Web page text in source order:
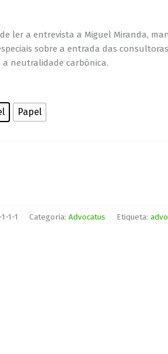
ler a entrevista a Miguel Miranda,
sobre a entrada das
a neutralidade carbónica.
Papel
1-1 Categoria: Advocatus Etiqueta: